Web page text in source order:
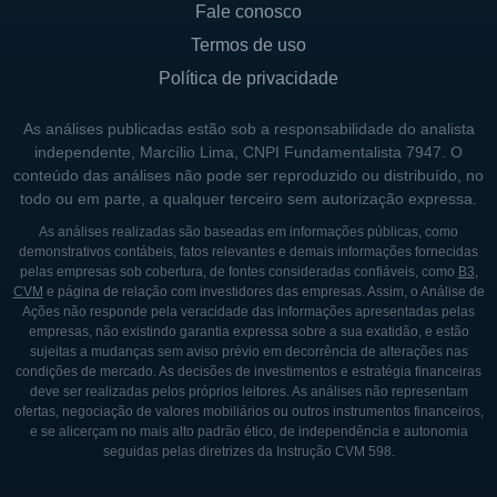
Progyny está começando a explorar
oportunidades em mercados internacionais
em resposta à crescente demanda global por
tratamentos de fertilidade. O reconhecimento
do valor do tratamento de fertilidade como
parte integrante do plano de saúde dos
funcionários tem levado muitas empresas a
adotarem programas semelhantes, o que
abre portas para a expansão da Progyny em
outros países.
LINHAS DE NEGÓCIOS
Fale conosco
Termos de uso
Política de privacidade
As análises publicadas estão sob a responsabilidade do analista
independente, Marcílio Lima, CNPI Fundamentalista 7947. O
conteúdo das análises não pode ser reproduzido ou distribuído, no
todo ou em parte, a qualquer terceiro sem autorização expressa.
As análises realizadas são baseadas em informações públicas, como
demonstrativos contábeis, fatos relevantes e demais informações fornecidas
pelas empresas sob cobertura, de fontes consideradas confiáveis, como B3,
CVM e página de relação com investidores das empresas. Assim, o Análise de
Ações não responde pela veracidade das informações apresentadas pelas
empresas, não existindo garantia expressa sobre a sua exatidão, e estão
sujeitas a mudanças sem aviso prévio em decorrência de alterações nas
condições de mercado. As decisões de investimentos e estratégia financeiras
deve ser realizadas pelos próprios leitores. As análises não representam
ofertas, negociação de valores mobiliários ou outros instrumentos financeiros,
e se alicerçam no mais alto padrão ético, de independência e autonomia
seguidas pelas diretrizes da Instrução CVM 598.